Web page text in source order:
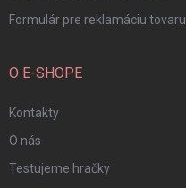
Formulár pre reklamáciu tovaru
O E-SHOPE
Kontakty
O nás
Testujeme hračky